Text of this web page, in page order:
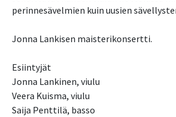
perinnesävelmien kuin uusien
Jonna Lankisen maisterikonsertti.
Esiintyjät
Jonna Lankinen, viulu
Veera Kuisma, viulu
Saija Penttilä, basso